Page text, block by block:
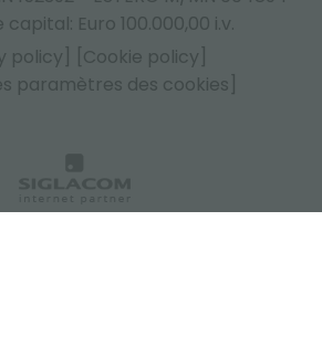
Euro 100.000,00 i.v.
policy]
[Cookie policy]
paramètres des cookies]